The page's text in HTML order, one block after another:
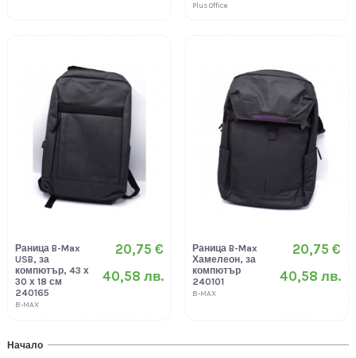
Plus Office
Раница B-Max
USB, за
компютър, 43 х
30 х 18 см
240165
B-MAX
20,75 €
40,58 лв.
Раница B-Max
Хамелеон, за
компютър
240101
B-MAX
20,75 €
40,58 лв.
Начало